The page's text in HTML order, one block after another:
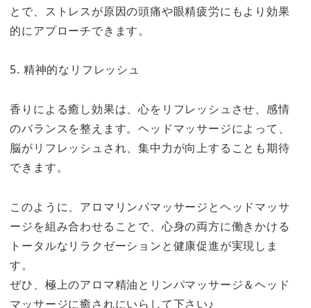
とで、ストレスが原因の頭痛や眼精疲労にもより効果
的にアプローチできます。
5. 精神的なリフレッシュ
香りによる癒し効果は、心をリフレッシュさせ、感情
のバランスを整えます。ヘッドマッサージによって、
脳がリフレッシュされ、集中力が向上することも期待
できます。
このように、アロマリンパマッサージとヘッドマッサ
ージを組み合わせることで、心身の両方に働きかける
トータルなリラクゼーションと健康促進が実現しま
す。
ぜひ、極上のアロマ精油とリンパマッサージ＆ヘッド
マッサージに癒されにいらして下さい♪